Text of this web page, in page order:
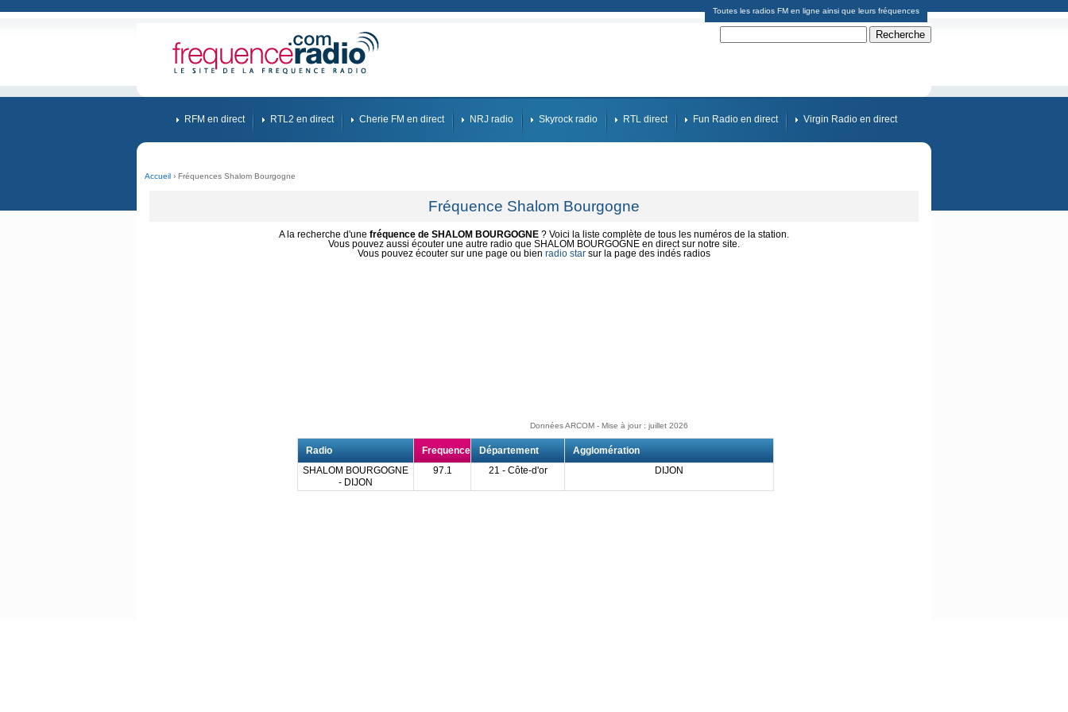
Toutes les radios FM en ligne ainsi que leurs fréquences
RFM en direct RTL2 en direct Cherie FM en direct NRJ radio Skyrock radio RTL direct Fun Radio en direct Virgin Radio en direct
Accueil › Fréquences Shalom Bourgogne
Fréquence Shalom Bourgogne
A la recherche d'une fréquence de SHALOM BOURGOGNE ? Voici la liste complète de tous les numéros de la station.
Vous pouvez aussi écouter une autre radio que SHALOM BOURGOGNE en direct sur notre site.
Vous pouvez écouter sur une page ou bien radio star sur la page des indés radios
Données ARCOM - Mise à jour : juillet 2026
Radio Frequence Département
Agglomération
SHALOM BOURGOGNE
- DIJON
97.1 21 - Côte-d'or DIJON